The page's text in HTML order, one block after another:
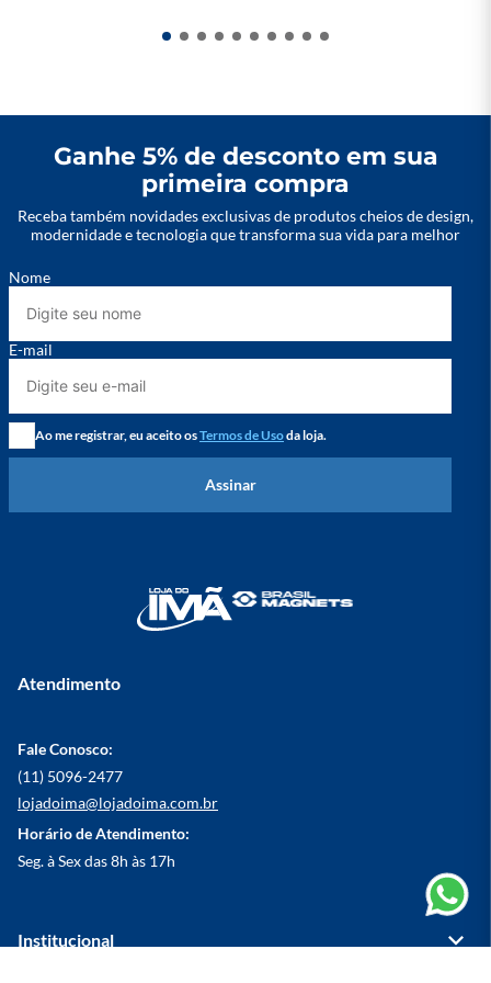
afetar a orientação magnética da manta, comprometendo
Ganhe 5% de desconto em sua
primeira compra
Receba também novidades exclusivas de produtos cheios de design,
modernidade e tecnologia que transforma sua vida para melhor
Nome
E-mail
Ao me registrar, eu aceito osTermos de Usoda loja.
Assinar
Atendimento
Fale Conosco:
(11) 5096-2477
lojadoima@lojadoima.com.br
Horário de Atendimento:
Seg. à Sex das 8h às 17h
Institucional